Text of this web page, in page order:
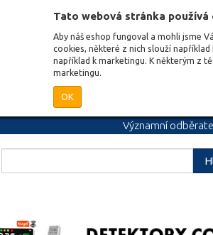
Tato webová stránka používá
Aby náš eshop fungoval a mohli jsme
cookies, některé z nich slouží
například k marketingu. K některým z
marketingu.
OK
Významní